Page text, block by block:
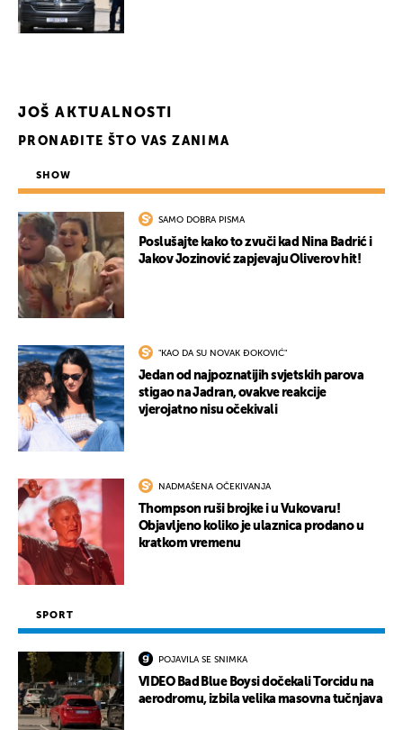
JOŠ AKTUALNOSTI
PRONAĐITE ŠTO VAS ZANIMA
SHOW
SAMO DOBRA PISMA
Poslušajte kako to zvuči kad Nina Badrić i
Jakov Jozinović zapjevaju Oliverov hit!
"KAO DA SU NOVAK ĐOKOVIĆ"
Jedan od najpoznatijih svjetskih parova
stigao na Jadran, ovakve reakcije
vjerojatno nisu očekivali
NADMAŠENA OČEKIVANJA
Thompson ruši brojke i u Vukovaru!
Objavljeno koliko je ulaznica prodano u
kratkom vremenu
SPORT
POJAVILA SE SNIMKA
VIDEO Bad Blue Boysi dočekali Torcidu na
aerodromu, izbila velika masovna tučnjava